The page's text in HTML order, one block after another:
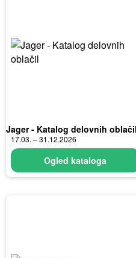
Jager - Katalog delovnih oblačil
17.03. – 31.12.2026
Ogled kataloga